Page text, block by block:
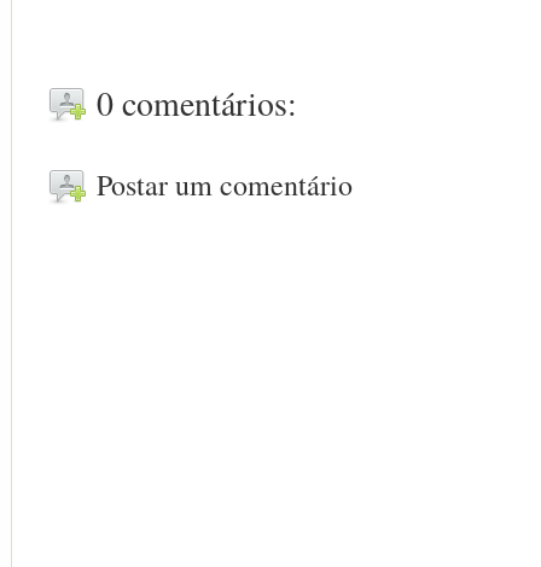
0 comentários:
Postar um comentário